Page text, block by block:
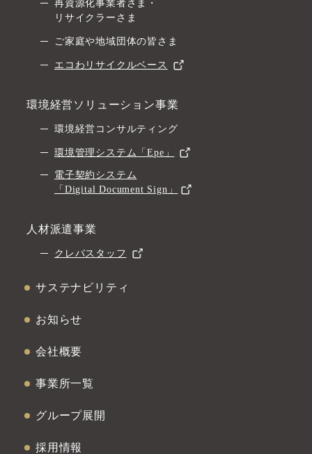
再資源化事業者さま・
リサイクラーさま
ご家庭や地域団体の皆さま
エコわリサイクルベース
環境経営ソリューション事業
環境経営コンサルティング
環境管理システム「Epe」
電子契約システム
「Digital Document Sign」
人材派遣事業
クレバスタッフ
サステナビリティ
お知らせ
会社概要
事業所一覧
グループ展開
採用情報